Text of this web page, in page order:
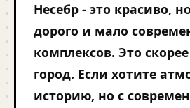
Несебр - это красиво,
дорого и мало
комплексов. Это
город. Если хотите
историю, но с